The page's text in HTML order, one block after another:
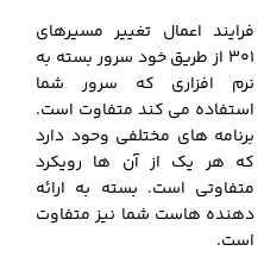
فرایند اعمال تغییر مسیرهای
301 از طریق خود سرور بسته به
نرم افزاری که سرور شما
استفاده می کند متفاوت است.
برنامه های مختلفی وحود دارد
که هر یک از آن ها رویکرد
متفاوتی است. بسته به ارائه
دهنده هاست شما نیز متفاوت
است.